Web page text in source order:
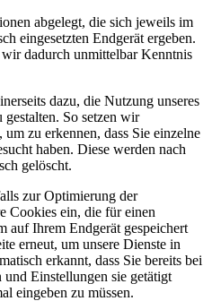
abgelegt, die sich jeweils im
eingesetzten Endgerät ergeben.
dadurch unmittelbar Kenntnis
dazu, die Nutzung unseres
So setzen wir
zu erkennen, dass Sie einzelne
haben. Diese werden nach
gelöscht.
zur Optimierung der
Cookies ein, die für einen
auf Ihrem Endgerät gespeichert
erneut, um unsere Dienste in
erkannt, dass Sie bereits bei
Einstellungen sie getätigt
eingeben zu müssen.